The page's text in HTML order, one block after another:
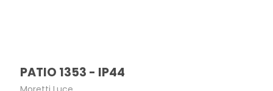
PATIO 1353 - IP44